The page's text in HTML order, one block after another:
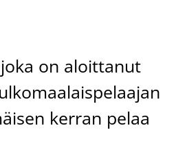
on aloittanut
kerran pelaa